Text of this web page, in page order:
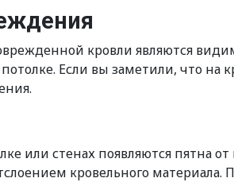
кровли являются
Если вы заметили, что
или стенах появляются пятна
кровельного